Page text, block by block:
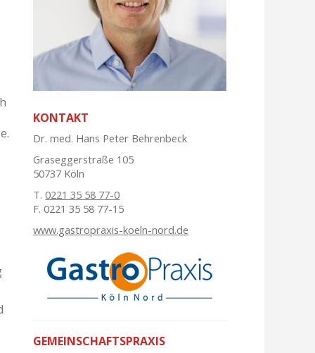
KONTAKT
Dr. med. Hans Peter Behrenbeck
Graseggerstraße 105
50737 Köln
T.0221 35 58 77-0
F. 0221 35 58 77-15
www.gastropraxis-koeln-nord.de
GEMEINSCHAFTSPRAXIS